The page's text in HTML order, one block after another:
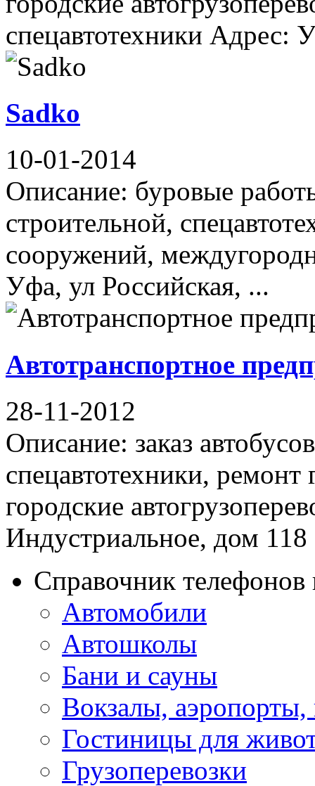
спецавтотехники Адрес:
Sadko
10-01-2014
Описание: буровые
строительной,
сооружений,
Уфа, ул Российская, ...
Автотранспортное
28-11-2012
Описание: заказ
спецавтотехники,
городские
Индустриальное, дом 118
Справочник
Автомобили
Автошколы
Бани и сауны
Вокзалы,
Гостиницы для
Грузоперевозки